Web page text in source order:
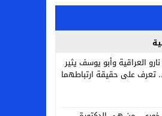
العراقية وأبو يوسف يثير
تعرف على حقيقة ارتباطهما